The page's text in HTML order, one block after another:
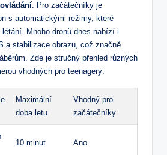
. Pro začátečníky je
s automatickými režimy, které
Mnoho dronů dnes nabízí i
a stabilizace obrazu, což značně
Zde je stručný přehled různých
vhodných pro teenagery:
Maximální
doba letu
Vhodný pro
začátečníky
10 minut Ano